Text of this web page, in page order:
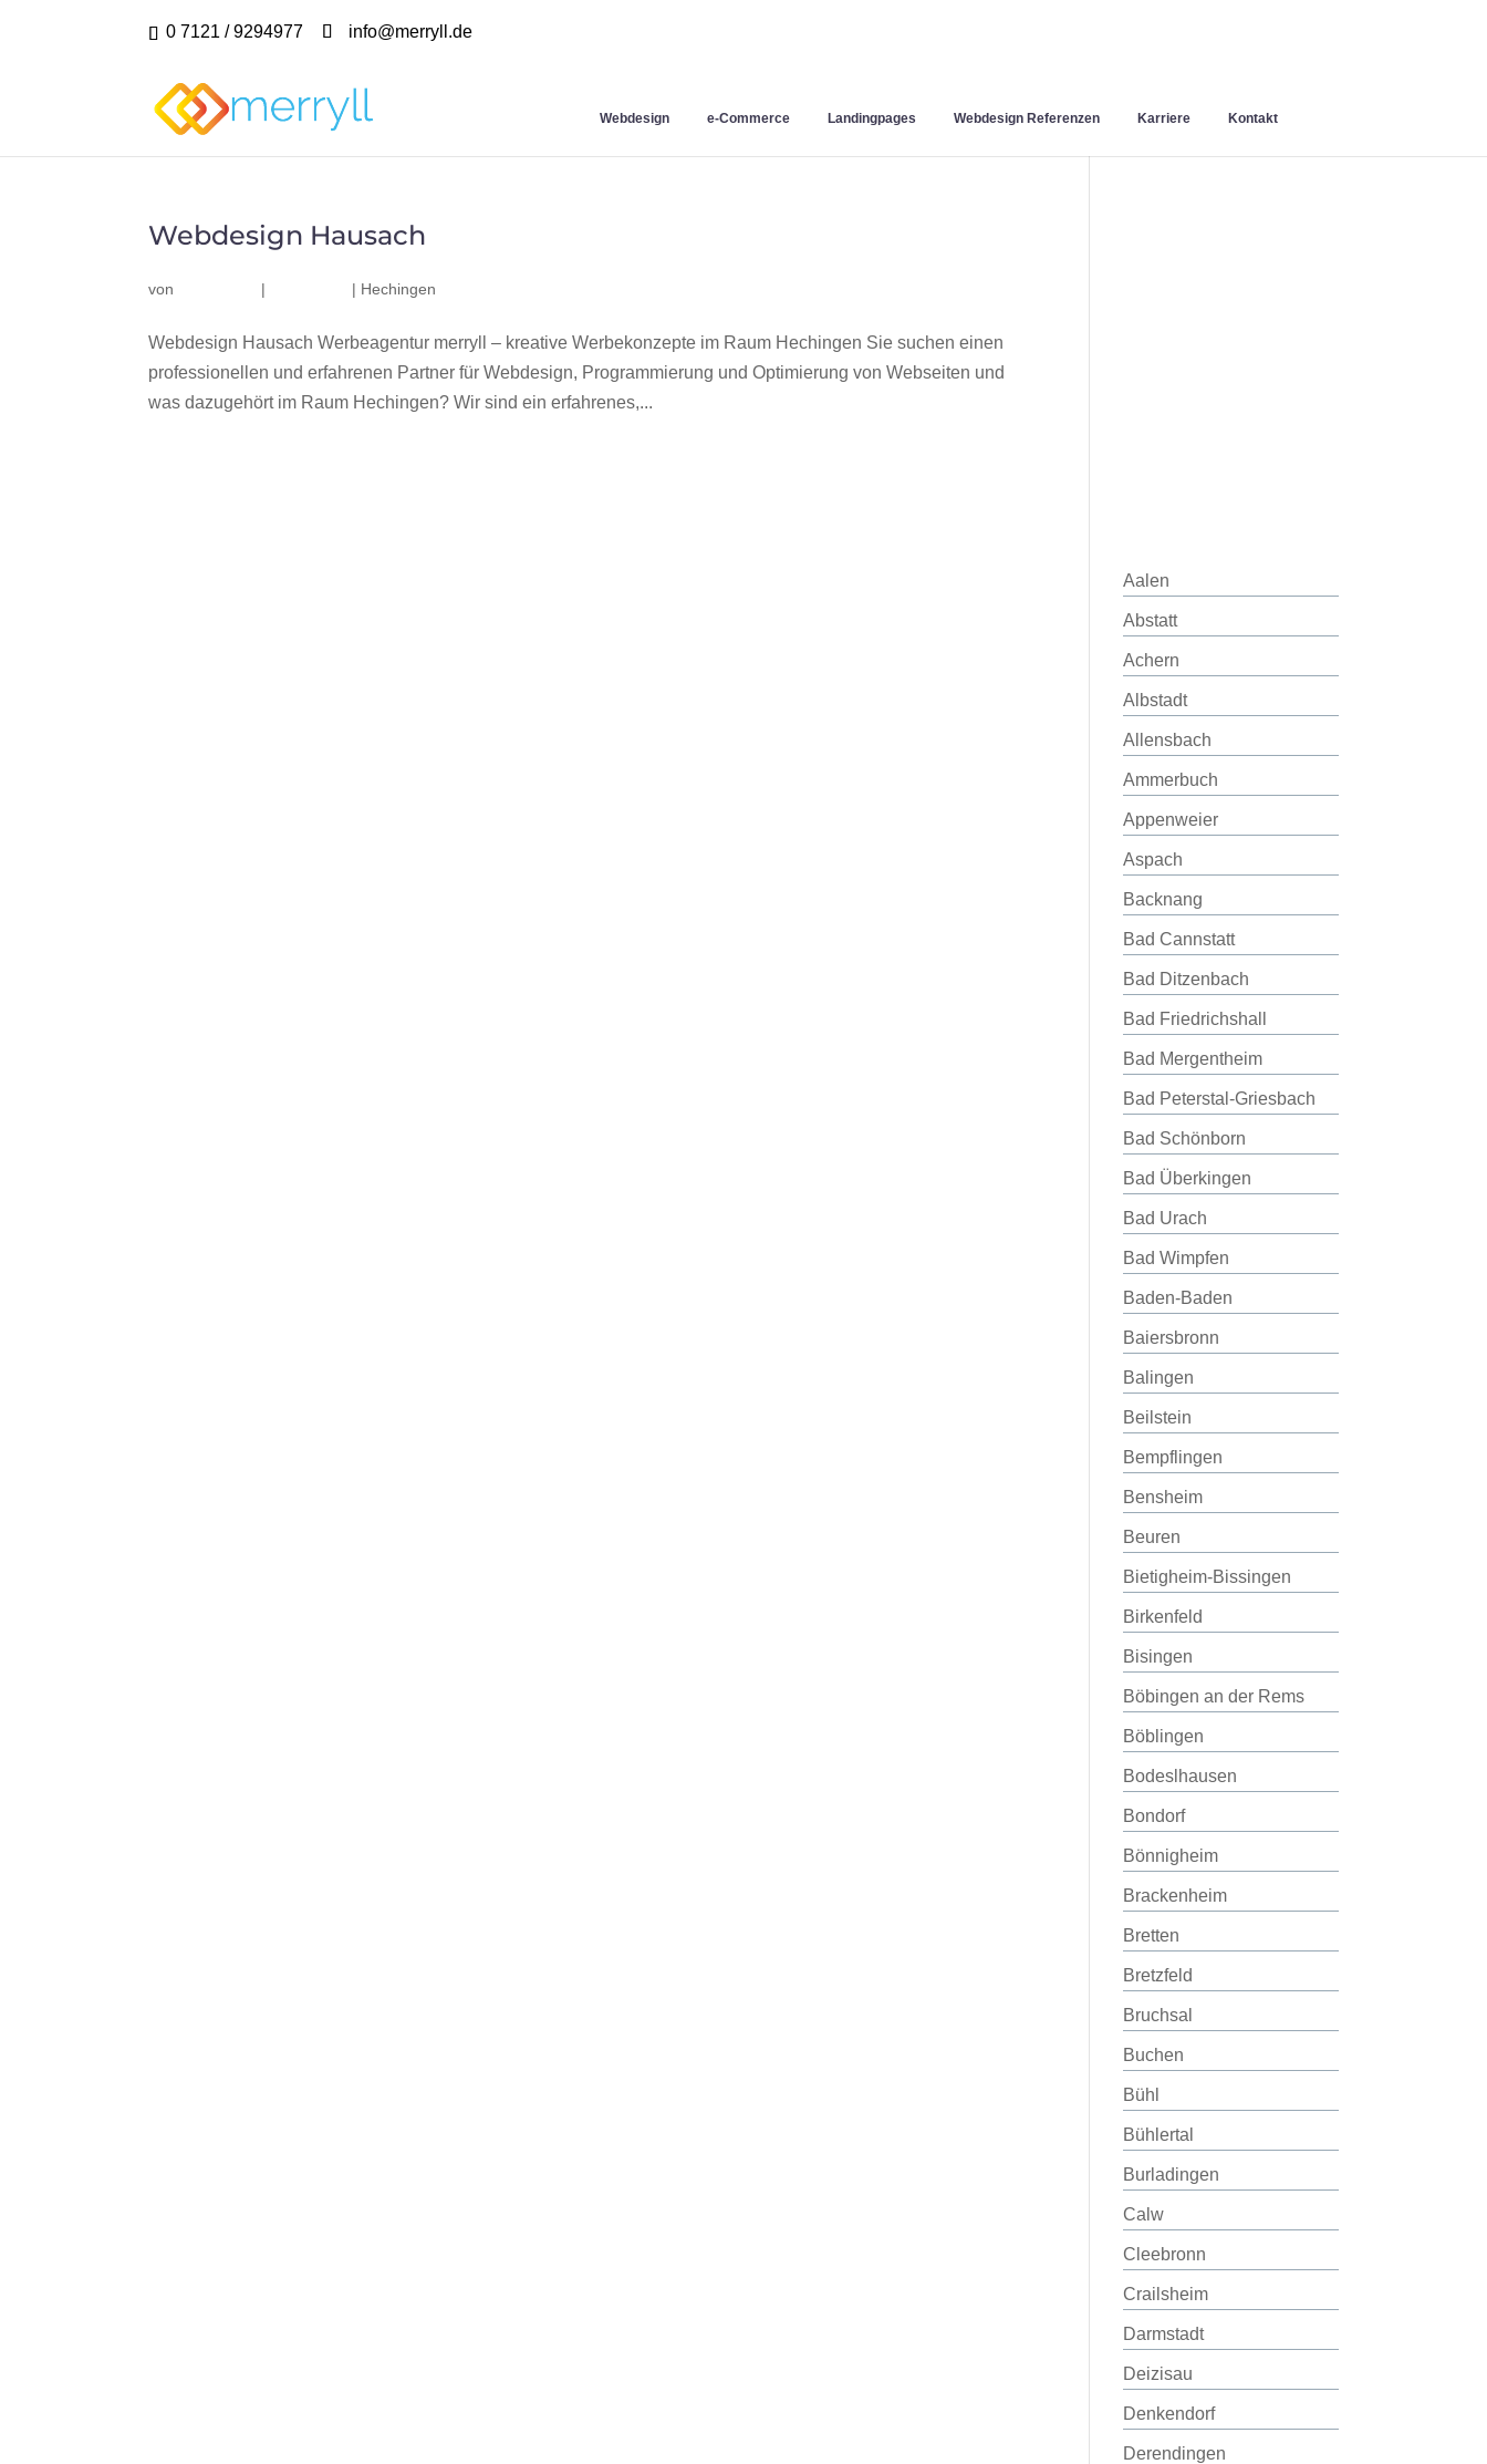
0 7121 / 9294977 info@merryll.de
Webdesign e-Commerce Landingpages Webdesign Referenzen Karriere Kontakt
Webdesign Hausach
von | | Hechingen
Webdesign Hausach Werbeagentur merryll – kreative Werbekonzepte im Raum Hechingen Sie suchen einen
professionellen und erfahrenen Partner für Webdesign, Programmierung und Optimierung von Webseiten und
was dazugehört im Raum Hechingen? Wir sind ein erfahrenes,...
Aalen
Abstatt
Achern
Albstadt
Allensbach
Ammerbuch
Appenweier
Aspach
Backnang
Bad Cannstatt
Bad Ditzenbach
Bad Friedrichshall
Bad Mergentheim
Bad Peterstal-Griesbach
Bad Schönborn
Bad Überkingen
Bad Urach
Bad Wimpfen
Baden-Baden
Baiersbronn
Balingen
Beilstein
Bempflingen
Bensheim
Beuren
Bietigheim-Bissingen
Birkenfeld
Bisingen
Böbingen an der Rems
Böblingen
Bodeslhausen
Bondorf
Bönnigheim
Brackenheim
Bretten
Bretzfeld
Bruchsal
Buchen
Bühl
Bühlertal
Burladingen
Calw
Cleebronn
Crailsheim
Darmstadt
Deizisau
Denkendorf
Derendingen